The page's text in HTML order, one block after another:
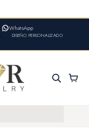
WhatsApp
• DISEÑO PERSONALIZADO
•